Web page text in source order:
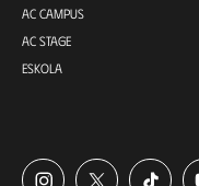
AC CAMPUS
AC STAGE
ESKOLA